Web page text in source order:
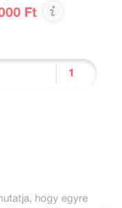
Ft
hogy egyre